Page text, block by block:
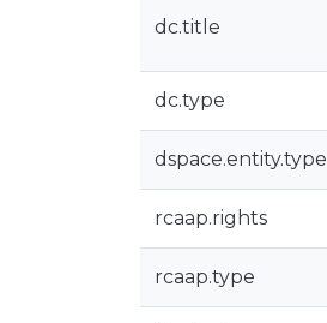
dc.title
dc.type
dspace.entity.type
rcaap.rights
rcaap.type